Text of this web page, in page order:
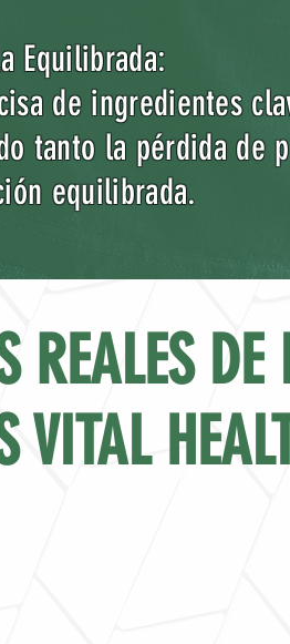
Equilibrada:
de ingredientes
tanto la pérdida de
equilibrada.
REALES DE
VITAL